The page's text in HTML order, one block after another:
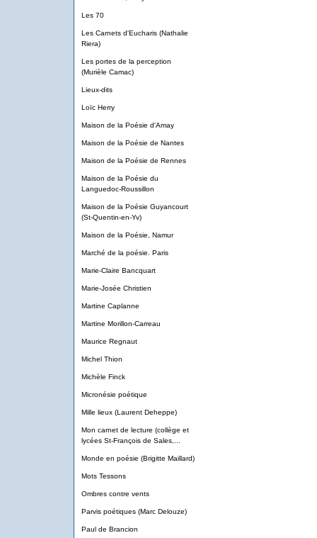
Les 70
Les Carnets d'Eucharis (Nathalie
Riera)
Les portes de la perception
(Murièle Camac)
Lieux-dits
Loïc Herry
Maison de la Poésie d'Amay
Maison de la Poésie de Nantes
Maison de la Poésie de Rennes
Maison de la Poésie du
Languedoc-Roussillon
Maison de la Poésie Guyancourt
(St-Quentin-en-Yv)
Maison de la Poésie, Namur
Marché de la poésie. Paris
Marie-Claire Bancquart
Marie-Josée Christien
Martine Caplanne
Martine Morillon-Carreau
Maurice Regnaut
Michel Thion
Michèle Finck
Micronésie poétique
Mille lieux (Laurent Deheppe)
Mon carnet de lecture (collège et
lycées St-François de Sales,...
Monde en poésie (Brigitte Maillard)
Mots Tessons
Ombres contre vents
Parvis poétiques (Marc Delouze)
Paul de Brancion